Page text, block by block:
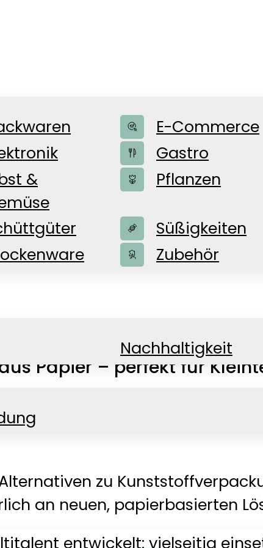
E-Commerce
Gastro
&
Pflanzen
Süßigkeiten
Zubehör
Nachhaltigkeit
und
Papier – perfekt für
zu
an neuen, papierbasierten
entwickelt: vielseitig